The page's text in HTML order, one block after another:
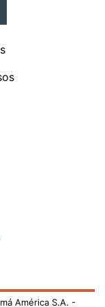
América S.A. -